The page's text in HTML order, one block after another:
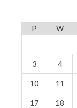
P W
3 4
10 11
17 18